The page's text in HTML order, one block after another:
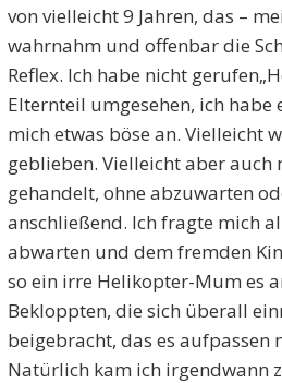
von vielleicht 9 Jahren, das –
wahrnahm und offenbar die
Reflex. Ich habe nicht
Elternteil umgesehen, ich
mich etwas böse an. Vielleicht
geblieben. Vielleicht aber auch
gehandelt, ohne abzuwarten
anschließend. Ich fragte mich
abwarten und dem fremden
so ein irre Helikopter-Mum es
Bekloppten, die sich überall
beigebracht, das es aufpassen
Natürlich kam ich irgendwann